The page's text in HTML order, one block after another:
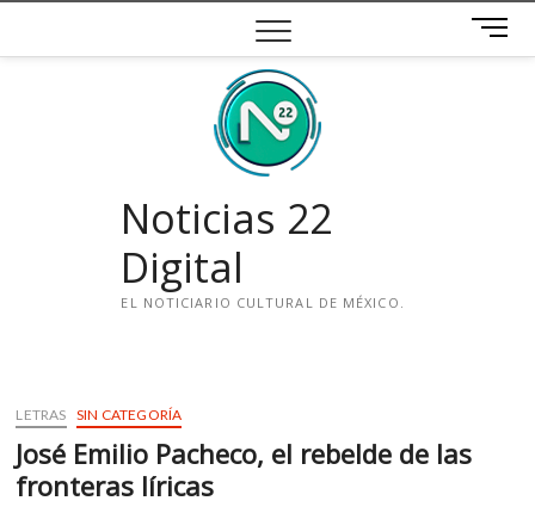
contenido
B
o
Noticias 22
Digital
EL NOTICIARIO CULTURAL DE MÉXICO.
LETRAS SIN CATEGORÍA
José Emilio Pacheco, el rebelde de las
fronteras líricas